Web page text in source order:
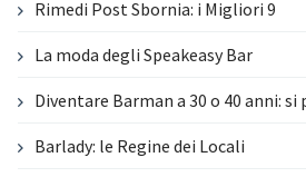
Rimedi Post Sbornia: i Migliori 9
La moda degli Speakeasy Bar
Diventare Barman a 30 o 40 anni: si
Barlady: le Regine dei Locali